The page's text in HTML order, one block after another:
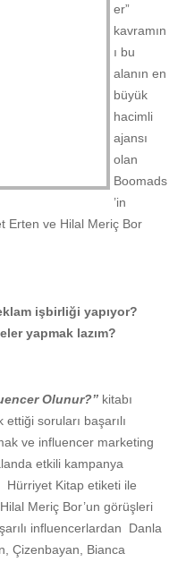
er”
kavramın
ı bu
alanın en
büyük
hacimli
ajansı
olan
Boomads
’in
Erten ve Hilal Meriç Bor
işbirliği yapıyor?
yapmak lazım?
Olunur?’’ kitabı
soruları başarılı
ve influencer marketing
etkili kampanya
Hürriyet Kitap etiketi ile
Meriç Bor’un görüşleri
influencerlardan Danla
Çizenbayan, Bianca